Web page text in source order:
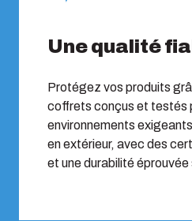
Une qualité
Protégez vos produits
coffrets conçus et testés
environnements
en extérieur, avec des
et une durabilité éprouvée